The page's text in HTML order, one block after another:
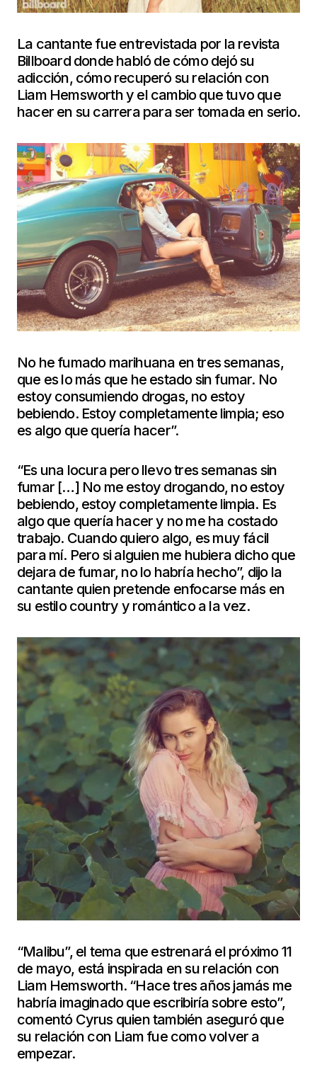
La cantante fue entrevistada por la revista
Billboard donde habló de cómo dejó su
adicción, cómo recuperó su relación con
Liam Hemsworth y el cambio que tuvo que
hacer en su carrera para ser tomada en serio.
No he fumado marihuana en tres semanas,
que es lo más que he estado sin fumar. No
estoy consumiendo drogas, no estoy
bebiendo. Estoy completamente limpia; eso
es algo que quería hacer”.
“Es una locura pero llevo tres semanas sin
fumar […] No me estoy drogando, no estoy
bebiendo, estoy completamente limpia. Es
algo que quería hacer y no me ha costado
trabajo. Cuando quiero algo, es muy fácil
para mí. Pero si alguien me hubiera dicho que
dejara de fumar, no lo habría hecho”, dijo la
cantante quien pretende enfocarse más en
su estilo country y romántico a la vez.
“Malibu”, el tema que estrenará el próximo 11
de mayo, está inspirada en su relación con
Liam Hemsworth. “Hace tres años jamás me
habría imaginado que escribiría sobre esto”,
comentó Cyrus quien también aseguró que
su relación con Liam fue como volver a
empezar.